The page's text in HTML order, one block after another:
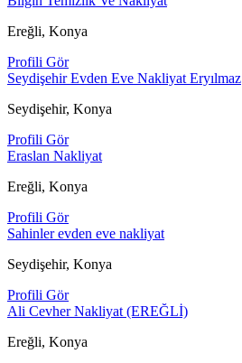
Ereğli, Konya
Profili Gör
Seydişehir Evden Eve Nakliyat Eryılmaz
Seydişehir, Konya
Profili Gör
Eraslan Nakliyat
Ereğli, Konya
Profili Gör
Sahinler evden eve nakliyat
Seydişehir, Konya
Profili Gör
Ali Cevher Nakliyat (EREĞLİ)
Ereğli, Konya